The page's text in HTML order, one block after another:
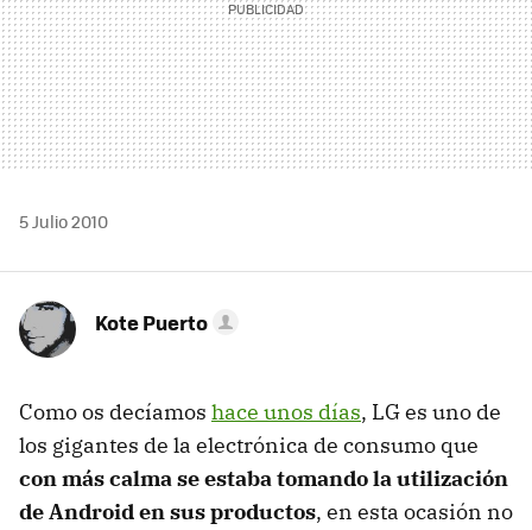
5 Julio 2010
Kote Puerto
Como os decíamos hace unos días, LG es uno de
los gigantes de la electrónica de consumo que
con más calma se estaba tomando la utilización
de Android en sus productos, en esta ocasión no